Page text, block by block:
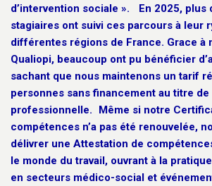
d’intervention sociale ». En 2025, plus
stagiaires ont suivi ces parcours à leur
différentes régions de France. Grace à
Qualiopi, beaucoup ont pu bénéficier
sachant que nous maintenons un tarif
personnes sans financement au titre
professionnelle. Même si notre
compétences n’a pas été renouvelée,
délivrer une Attestation de
le monde du travail, ouvrant à la
en secteurs médico-social et